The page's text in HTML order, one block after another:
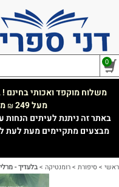
0
משלוח מוקפד ואכותי בחינם !
מעל 249
₪
באתר זה ניתנת לעיתים הנחות
מבצעים מתקיימים מעת לעת
ראשי >סיפורת >רומנטיקה >בלעדיך - מרלי